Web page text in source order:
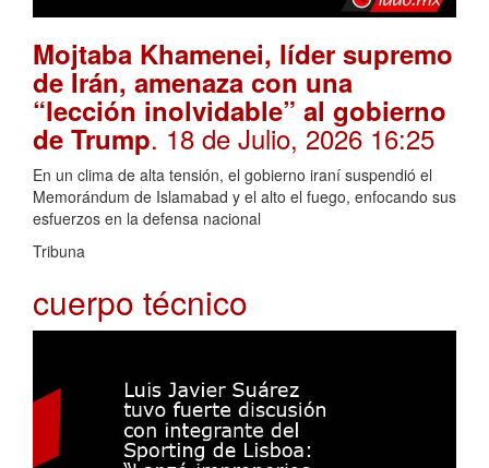
Mojtaba Khamenei, líder supremo
de Irán, amenaza con una
“lección inolvidable” al gobierno
de Trump. 18 de Julio, 2026 16:25
En un clima de alta tensión, el gobierno iraní suspendió el
Memorándum de Islamabad y el alto el fuego, enfocando sus
esfuerzos en la defensa nacional
Tribuna
cuerpo técnico